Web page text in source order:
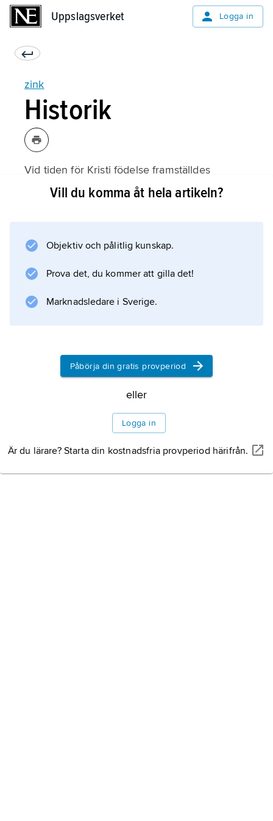
Uppslagsverket Logga in
zink
Historik
Vid tiden för Kristi födelse framställdes
mässing av romarna och grekerna genom
som omkring 1000 f.Kr. Grekerna kallade
zinkspat för
, romarna (Plinius d.ä.)
Information om artikeln
Vill du komma åt hela artikeln?
Objektiv och pålitlig kunskap.
Prova det, du kommer att gilla det!
Marknadsledare i Sverige.
Påbörja din gratis provperiod
eller
Logga in
Är du lärare? Starta din kostnadsfria provperiod härifrån.